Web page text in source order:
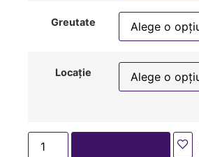
Greutate
Locație